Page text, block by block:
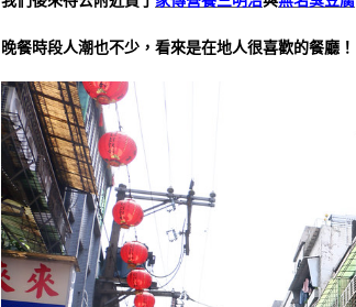
晚餐時段人潮也不少，看來是在地人很喜歡的餐廳！